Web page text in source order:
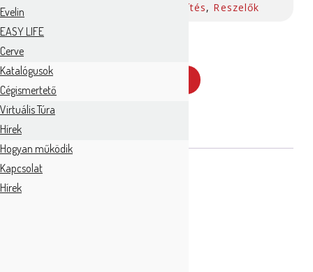
Előkészítés, Reszelők
AJÁNLATKÉRÉS
Tescoma fehér, fém
Evelin
EASY LIFE
Cerve
Katalógusok
Cégismertető
Virtuális Túra
Hírek
Hogyan működik
Kapcsolat
Hírek